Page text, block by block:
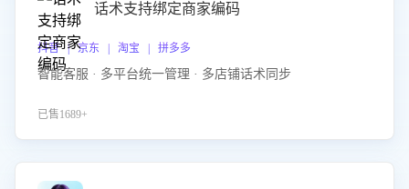
话术支持绑定商家编码
抖音 | 京东 | 淘宝 | 拼多多
智能客服 · 多平台统一管理 · 多店铺话术同步
已售1689+